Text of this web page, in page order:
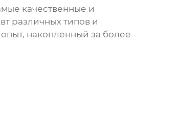
качественные и
различных типов и
накопленный за более